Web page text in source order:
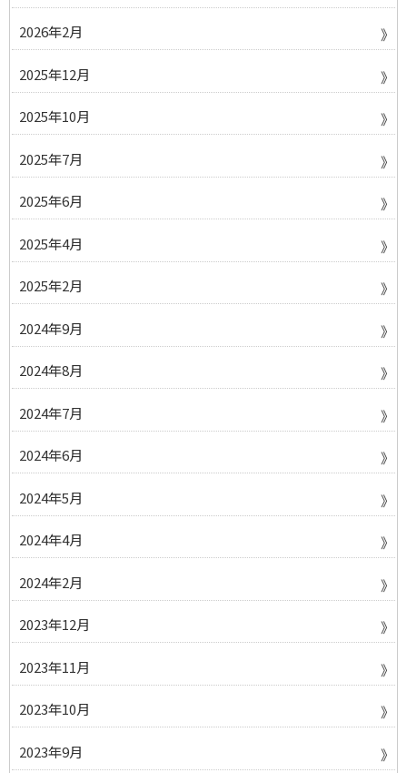
2026年2月
2025年12月
2025年10月
2025年7月
2025年6月
2025年4月
2025年2月
2024年9月
2024年8月
2024年7月
2024年6月
2024年5月
2024年4月
2024年2月
2023年12月
2023年11月
2023年10月
2023年9月